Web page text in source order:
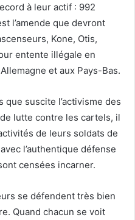
à leur actif : 992
l’amende que devront
Kone, Otis,
entente illégale en
et aux Pays-Bas.
suscite l’activisme des
lutte contre les cartels, il
de leurs soldats de
l’authentique défense
censées incarner.
se défendent très bien
Quand chacun se voit